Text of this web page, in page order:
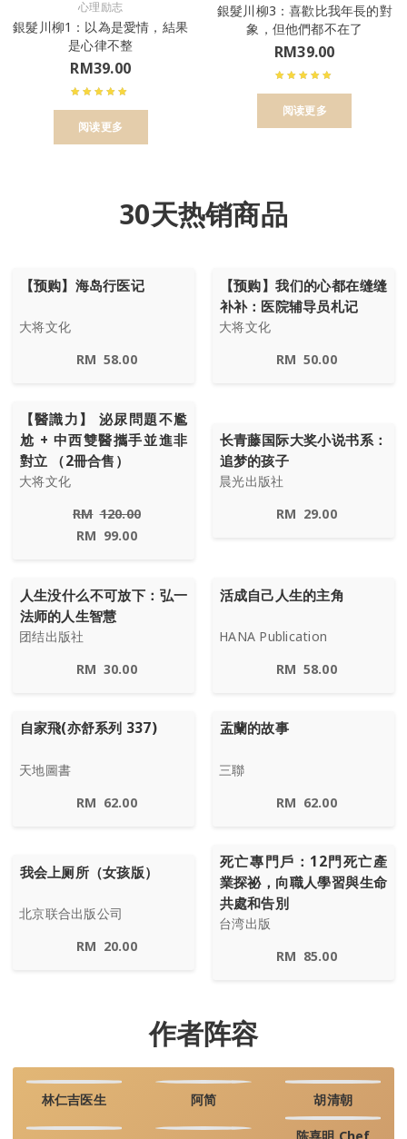
心理励志
銀髮川柳1：以為是愛情，結果
是心律不整
RM39.00
阅读更多
銀髮川柳3：喜歡比我年長的對
象，但他們都不在了
RM39.00
阅读更多
30天热销商品
【预购】海岛行医记
大将文化
RM 58.00
【预购】我们的心都在缝缝
补补：医院辅导员札记
大将文化
RM 50.00
【醫識力】 泌尿問題不尷
尬 + 中西雙醫攜手並進非
對立 （2冊合售）
大将文化
RM 120.00
RM 99.00
长青藤国际大奖小说书系：
追梦的孩子
晨光出版社
RM 29.00
人生没什么不可放下：弘一
法师的人生智慧
团结出版社
RM 30.00
活成自己人生的主角
HANA Publication
RM 58.00
自家飛(亦舒系列 337)
天地圖書
RM 62.00
盂蘭的故事
三聯
RM 62.00
我会上厕所（女孩版）
北京联合出版公司
RM 20.00
死亡專門戶：12門死亡產
業探祕，向職人學習與生命
共處和告別
台湾出版
RM 85.00
作者阵容
林仁吉医生 阿简 胡清朝